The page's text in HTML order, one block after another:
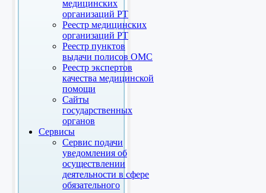
медицинских
организаций РТ
Реестр медицинских
организаций РТ
Реестр пунктов
выдачи полисов ОМС
Реестр экспертов
качества медицинской
помощи
Сайты
государственных
органов
Сервисы
Сервис подачи
уведомления об
осуществлении
деятельности в сфере
обязательного